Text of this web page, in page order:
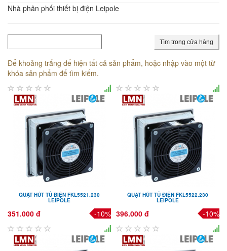
Nhà phân phối thiết bị điện Leipole
Tìm trong cửa hàng
Để khoảng trắng để hiện tất cả sản phẩm, hoặc nhập vào một từ
khóa sản phẩm để tìm kiếm.
QUẠT HÚT TỦ ĐIỆN FKL5521.230
LEIPOLE
351.000 đ -10%
QUẠT HÚT TỦ ĐIỆN FKL5522.230
LEIPOLE
396.000 đ -10%